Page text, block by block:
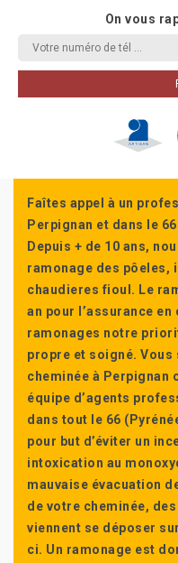
On vous
Faîtes appel à un
Perpignan et dans le
Depuis + de 10 ans,
ramonage des pôeles,
chaudieres fioul. Le
an pour l’assurance
ramonages notre
propre et soigné.
cheminée à Perpignan
équipe d’agents
dans tout le 66
pour but d’éviter un
intoxication au
mauvaise évacuation
de votre cheminée,
viennent se déposer
ci. Un ramonage est